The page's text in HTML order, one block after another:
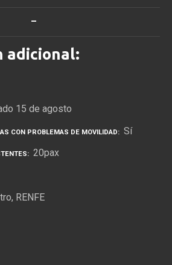
–
adicional:
15 de agosto
CON PROBLEMAS DE MOVILIDAD Sí
20pax
RENFE